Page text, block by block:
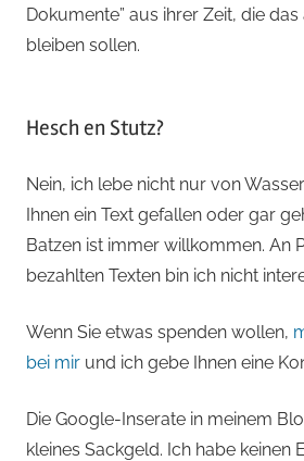
Dokumente” aus ihrer Zeit, die
bleiben sollen.
Hesch en Stutz?
Nein, ich lebe nicht nur von
Ihnen ein Text gefallen oder gar
Batzen ist immer willkommen. An
bezahlten Texten bin ich nicht
Wenn Sie etwas spenden wollen,
bei mir und ich gebe Ihnen eine
Die Google-Inserate in meinem
kleines Sackgeld. Ich habe keinen